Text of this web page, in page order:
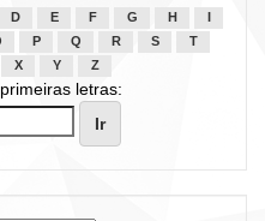
D E F G H
P Q R S
T
X Y Z
letras: